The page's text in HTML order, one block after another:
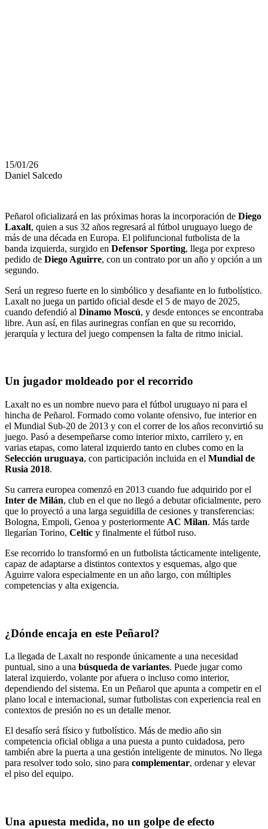
15/01/26
Daniel Salcedo
Peñarol oficializará en las próximas horas la incorporación de Diego
Laxalt, quien a sus 32 años regresará al fútbol uruguayo luego de
más de una década en Europa. El polifuncional futbolista de la
banda izquierda, surgido en Defensor Sporting, llega por expreso
pedido de Diego Aguirre, con un contrato por un año y opción a un
segundo.
Será un regreso fuerte en lo simbólico y desafiante en lo futbolístico.
Laxalt no juega un partido oficial desde el 5 de mayo de 2025,
cuando defendió al Dinamo Moscú, y desde entonces se encontraba
libre. Aun así, en filas aurinegras confían en que su recorrido,
jerarquía y lectura del juego compensen la falta de ritmo inicial.
Un jugador moldeado por el recorrido
Laxalt no es un nombre nuevo para el fútbol uruguayo ni para el
hincha de Peñarol. Formado como volante ofensivo, fue interior en
el Mundial Sub-20 de 2013 y con el correr de los años reconvirtió su
juego. Pasó a desempeñarse como interior mixto, carrilero y, en
varias etapas, como lateral izquierdo tanto en clubes como en la
Selección uruguaya, con participación incluida en el Mundial de
Rusia 2018.
Su carrera europea comenzó en 2013 cuando fue adquirido por el
Inter de Milán, club en el que no llegó a debutar oficialmente, pero
que lo proyectó a una larga seguidilla de cesiones y transferencias:
Bologna, Empoli, Genoa y posteriormente AC Milan. Más tarde
llegarían Torino, Celtic y finalmente el fútbol ruso.
Ese recorrido lo transformó en un futbolista tácticamente inteligente,
capaz de adaptarse a distintos contextos y esquemas, algo que
Aguirre valora especialmente en un año largo, con múltiples
competencias y alta exigencia.
¿Dónde encaja en este Peñarol?
La llegada de Laxalt no responde únicamente a una necesidad
puntual, sino a una búsqueda de variantes. Puede jugar como
lateral izquierdo, volante por afuera o incluso como interior,
dependiendo del sistema. En un Peñarol que apunta a competir en el
plano local e internacional, sumar futbolistas con experiencia real en
contextos de presión no es un detalle menor.
El desafío será físico y futbolístico. Más de medio año sin
competencia oficial obliga a una puesta a punto cuidadosa, pero
también abre la puerta a una gestión inteligente de minutos. No llega
para resolver todo solo, sino para complementar, ordenar y elevar
el piso del equipo.
Una apuesta medida, no un golpe de efecto